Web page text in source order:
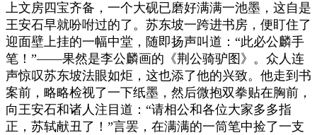
上文房四宝齐备，一个大砚已磨好满满一池墨，这自是
王安石早就吩咐过的了。苏东坡一跨进书房，便盯住了
迎面壁上挂的一幅中堂，随即扬声叫道：“此必公麟手
笔！”——果然是李公麟画的《荆公骑驴图》。众人连
声惊叹苏东坡法眼如炬，这也添了他的兴致。他走到书
案前，略略检视了一下纸墨，然后微抱双拳贴在胸前，
向王安石和诸人注目道：“请相公和各位大家多多指
正，苏轼献丑了！”言罢，在满满的一筒笔中捡了一支